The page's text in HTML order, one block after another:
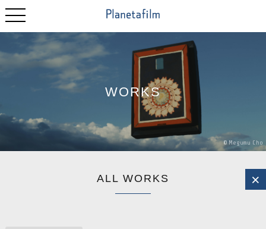
WORKS
© Megumu Cho
ALL WORKS